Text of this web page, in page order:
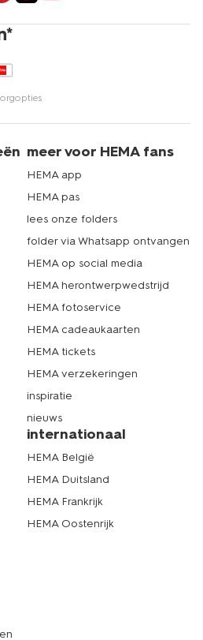
meer voor HEMA fans
HEMA app
HEMA pas
lees onze folders
folder via Whatsapp ontvangen
HEMA op social media
HEMA herontwerpwedstrijd
HEMA fotoservice
HEMA cadeaukaarten
HEMA tickets
HEMA verzekeringen
inspiratie
nieuws
internationaal
HEMA België
HEMA Duitsland
HEMA Frankrijk
HEMA Oostenrijk